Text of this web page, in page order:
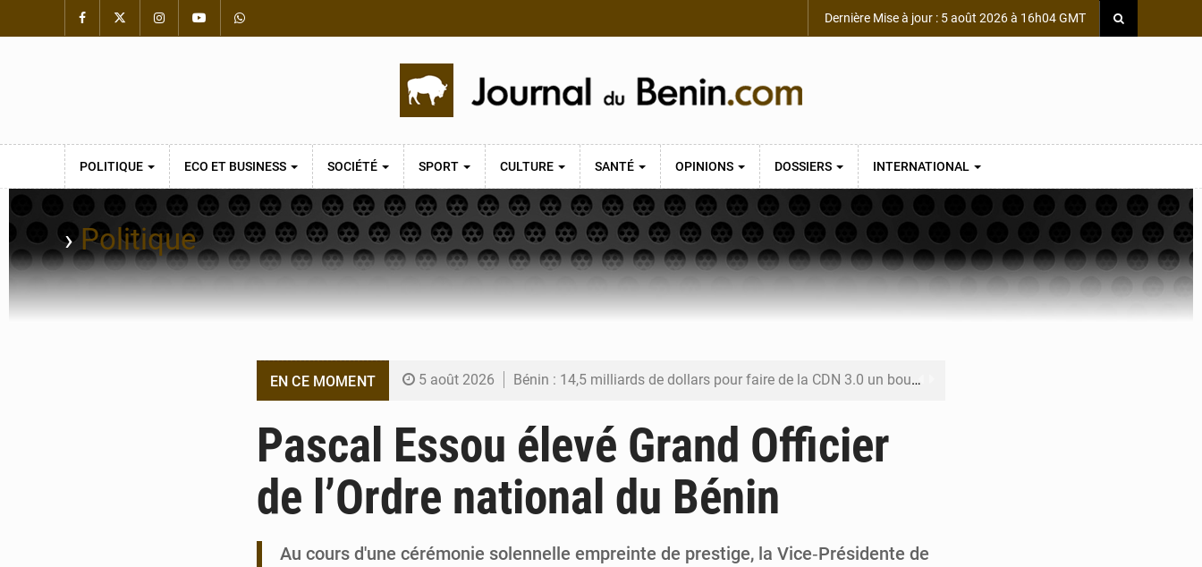
Dernière Mise à jour : 5 août 2026 à 16h04 GMT
POLITIQUE ECO ET BUSINESS SOCIÉTÉ SPORT CULTURE SANTÉ OPINIONS DOSSIERS INTERNATIONAL
›Politique
EN CE MOMENT 5 août 2026 Bénin : 14,5 milliards de dollars pour faire de la CDN 3.0 un bouclier économique
4 août 2026 FÉBÉBOXE : la gouvernance, premier combat de la mandature 2026-2030
3 août 2026 Valse des entraîneurs en Première Division béninoise
Pascal Essou élevé Grand Officier
de l’Ordre national du Bénin
Au cours d'une cérémonie solennelle empreinte de prestige, la Vice‑Présidente de